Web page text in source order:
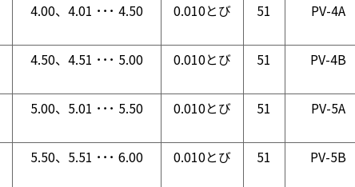
4.00、4.01 ･･･ 4.50 0.010とび 51 PV-4A
4.50、4.51 ･･･ 5.00 0.010とび 51 PV-4B
5.00、5.01 ･･･ 5.50 0.010とび 51 PV-5A
5.50、5.51 ･･･ 6.00 0.010とび 51 PV-5B